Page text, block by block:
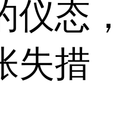
仪态，
失措